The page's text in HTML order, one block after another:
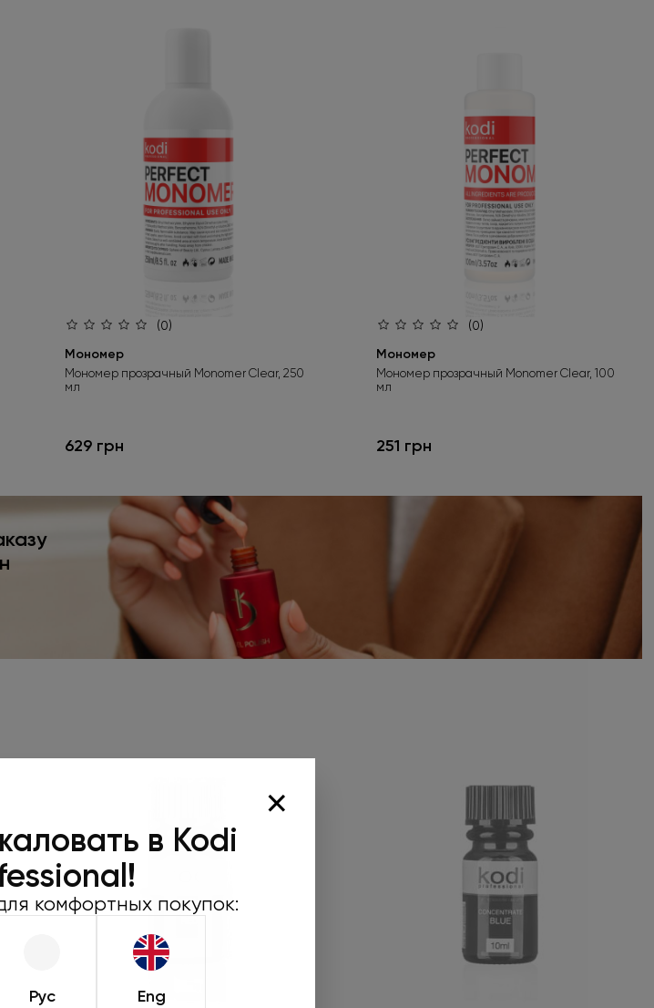
×
в Kodi
комфортных покупок:
Рус Eng
(0)
Мономер
Мономер прозрачный Monomer Clear, 250
мл
629 грн
(0)
Мономер
Мономер прозрачный Monomer Clear, 100
мл
251 грн
Оформляйте заказ от
450 грн и выбирайте
Не забудьте нажать «Выбрать подарок»
при оформлении заказа. Предложение
действует только до 01.09.2026.